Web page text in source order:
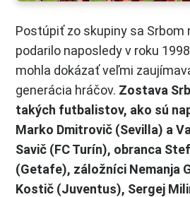
Postúpiť zo skupiny sa Srbom
podarilo naposledy v roku
mohla dokázať veľmi
generácia hráčov. Zostava
takých futbalistov, ako sú
Marko Dmitrovič (Sevilla) a
Savič (FC Turín), obranca
(Getafe), záložníci Nemanja
Kostič (Juventus), Sergej